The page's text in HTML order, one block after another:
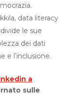
data literacy
le sue
dei dati
e l’inclusione.
a
sulle